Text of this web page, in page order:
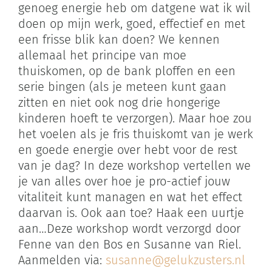
genoeg energie heb om datgene wat ik wil
doen op mijn werk, goed, effectief en met
een frisse blik kan doen? We kennen
allemaal het principe van moe
thuiskomen, op de bank ploffen en een
serie bingen (als je meteen kunt gaan
zitten en niet ook nog drie hongerige
kinderen hoeft te verzorgen). Maar hoe zou
het voelen als je fris thuiskomt van je werk
en goede energie over hebt voor de rest
van je dag? In deze workshop vertellen we
je van alles over hoe je pro-actief jouw
vitaliteit kunt managen en wat het effect
daarvan is. Ook aan toe? Haak een uurtje
aan…Deze workshop wordt verzorgd door
Fenne van den Bos en Susanne van Riel.
Aanmelden via: susanne@gelukzusters.nl